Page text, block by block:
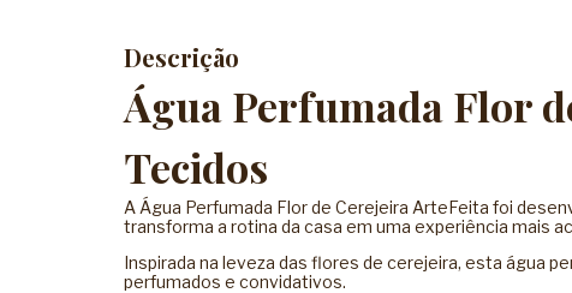
Descrição
Água Perfumada Flor
Tecidos
A Água Perfumada Flor de Cerejeira ArteFeita foi
transforma a rotina da casa em uma experiência mais
Inspirada na leveza das flores de cerejeira, esta água
perfumados e convidativos.